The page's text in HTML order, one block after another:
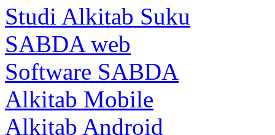
Studi Alkitab Suku
SABDA web
Software SABDA
Alkitab Mobile
Alkitab Android